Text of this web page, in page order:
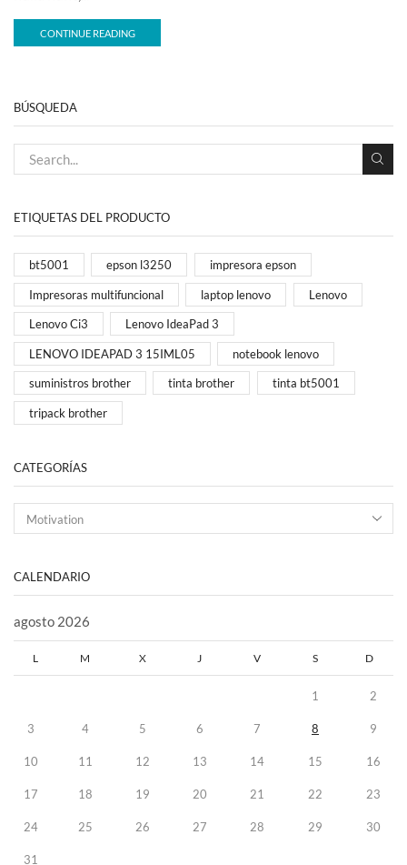
CONTINUE READING
BÚSQUEDA
ETIQUETAS DEL PRODUCTO
bt5001 epson l3250 impresora epson
Impresoras multifuncional laptop lenovo Lenovo
Lenovo Ci3 Lenovo IdeaPad 3
LENOVO IDEAPAD 3 15IML05 notebook lenovo
suministros brother tinta brother tinta bt5001
tripack brother
CATEGORÍAS
CALENDARIO
agosto 2026
L M X J V S D
1 2
3 4 5 6 7 8 9
10 11 12 13 14 15 16
17 18 19 20 21 22 23
24 25 26 27 28 29 30
31